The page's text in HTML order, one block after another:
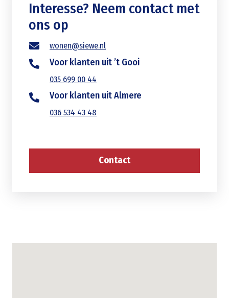
Interesse? Neem contact met
ons op
wonen@siewe.nl
Voor klanten uit ’t Gooi
035 699 00 44
Voor klanten uit Almere
036 534 43 48
Contact